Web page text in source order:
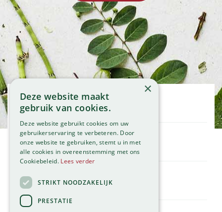
Openingstijden
Maandag
Dinsdag
Woensdag
Donderdag
Vrijdag
Zaterdag
Zondag
Bekijk onze afwijkende openingstijden >
Klantenservice
Service
Tuincentrum
Contact
Global Garden
Hillegommerdijk 554
×
Deze website maakt
gebruik van cookies.
Deze website gebruikt cookies om uw
gebruikerservaring te verbeteren. Door
onze website te gebruiken, stemt u in met
alle cookies in overeenstemming met ons
Cookiebeleid. Lees verder
STRIKT NOODZAKELIJK
PRESTATIE